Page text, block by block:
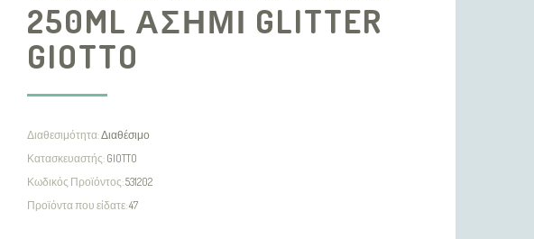
250ML ΑΣΗΜΙ GLITTER
GIOTTO
Διαθεσιμότητα:Διαθέσιμο
Κατασκευαστής: GIOTTO
Κωδικός Προϊόντος:531202
Προϊόντα που είδατε:47